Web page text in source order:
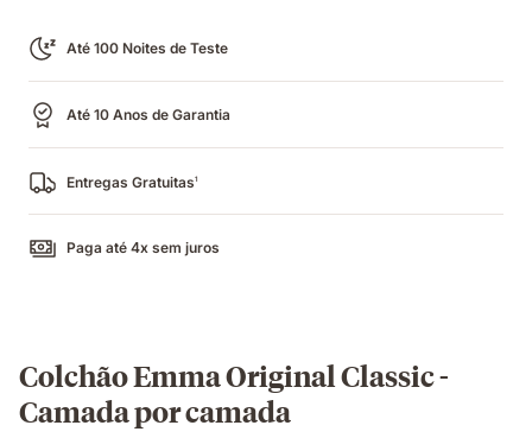
Até 100 Noites de Teste
Até 10 Anos de Garantia
Entregas Gratuitas1
Paga até 4x sem juros
Colchão Emma Original Classic -
Camada por camada